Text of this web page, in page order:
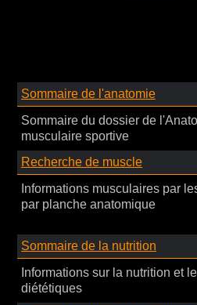
Sommaire de l'anatomie
Sommaire du dossier de
musculaire sportive
Recherche de muscle
Informations musculaires par
par planche anatomique
Sommaire de la nutrition
Informations sur la nutrition et
diététiques